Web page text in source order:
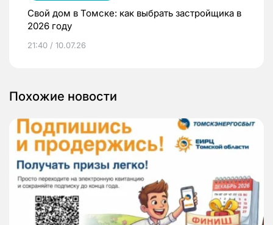
Свой дом в Томске: как выбрать застройщика в
2026 году
21:40 / 10.07.26
Похожие новости